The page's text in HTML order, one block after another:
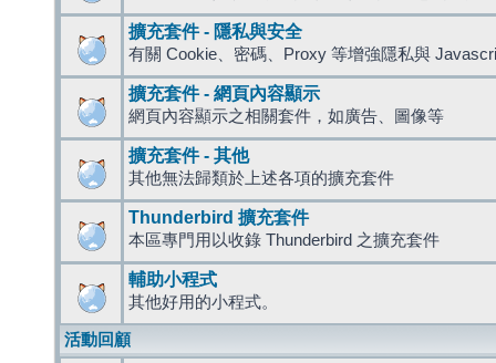
擴充套件 - 隱私與安全
有關 Cookie、密碼、Proxy 等增強隱私與
擴充套件 - 網頁內容顯示
網頁內容顯示之相關套件，如廣告、圖像等
擴充套件 - 其他
其他無法歸類於上述各項的擴充套件
Thunderbird 擴充套件
本區專門用以收錄 Thunderbird 之擴充套件
輔助小程式
其他好用的小程式。
活動回顧